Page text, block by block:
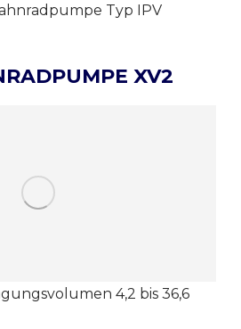
Typ IPV
XV2
4,2 bis 36,6